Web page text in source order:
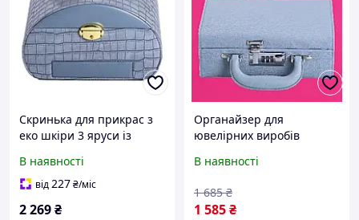
Скринька для прикрас з
еко шкіри 3 яруси із
ювелірних виробів HP-5-
21BL
В наявності
від227₴/міс
2 269₴
Органайзер для
ювелірних виробів
екошкіри 2 яруси з
В наявності
1 585₴
1 685 ₴